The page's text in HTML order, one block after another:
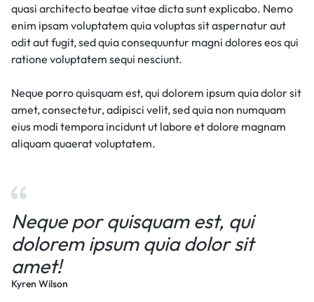
quasi architecto beatae vitae dicta sunt explicabo. Nemo
enim ipsam voluptatem quia voluptas sit aspernatur aut
odit aut fugit, sed quia consequuntur magni dolores eos qui
ratione voluptatem sequi nesciunt.
Neque porro quisquam est, qui dolorem ipsum quia dolor sit
amet, consectetur, adipisci velit, sed quia non numquam
eius modi tempora incidunt ut labore et dolore magnam
aliquam quaerat voluptatem.
Neque por quisquam est, qui
dolorem ipsum quia dolor sit
amet!
Kyren Wilson